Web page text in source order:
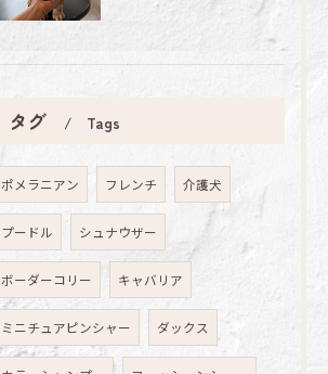
タグ Tags
ポメラニアン フレンチ 介護犬
プードル シュナウザー
ボーダーコリー キャバリア
ミニチュアピンシャー ダックス